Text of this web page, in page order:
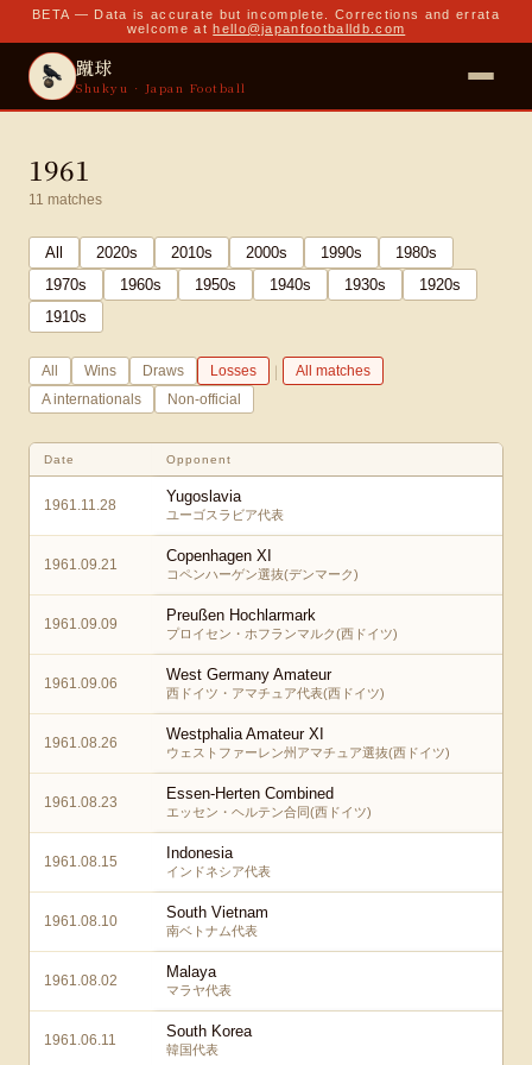
BETA — Data is accurate but incomplete. Corrections and errata
welcome at hello@japanfootballdb.com
蹴球
Shukyu · Japan Football
1961
11 matches
All 2020s 2010s 2000s 1990s 1980s
1970s 1960s 1950s 1940s 1930s 1920s
1910s
All Wins Draws Losses |
All matches
A internationals
Non-official
Date Opponent
1961.11.28 Yugoslavia
ユーゴスラビア代表
1961.09.21 Copenhagen XI
コペンハーゲン選抜(デンマーク)
1961.09.09 Preußen Hochlarmark
プロイセン・ホフランマルク(西ドイツ)
1961.09.06 West Germany Amateur
西ドイツ・アマチュア代表(西ドイツ)
1961.08.26 Westphalia Amateur XI
ウェストファーレン州アマチュア選抜(西ドイツ)
1961.08.23 Essen-Herten Combined
エッセン・ヘルテン合同(西ドイツ)
1961.08.15 Indonesia
インドネシア代表
1961.08.10 South Vietnam
南ベトナム代表
1961.08.02 Malaya
マラヤ代表
1961.06.11 South Korea
韓国代表